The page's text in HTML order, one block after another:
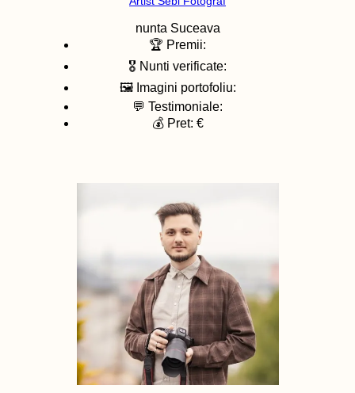
nunta Suceava
🏆 Premii:
🎖️ Nunti verificate:
🖼️ Imagini portofoliu:
💬 Testimoniale:
💰 Pret: €